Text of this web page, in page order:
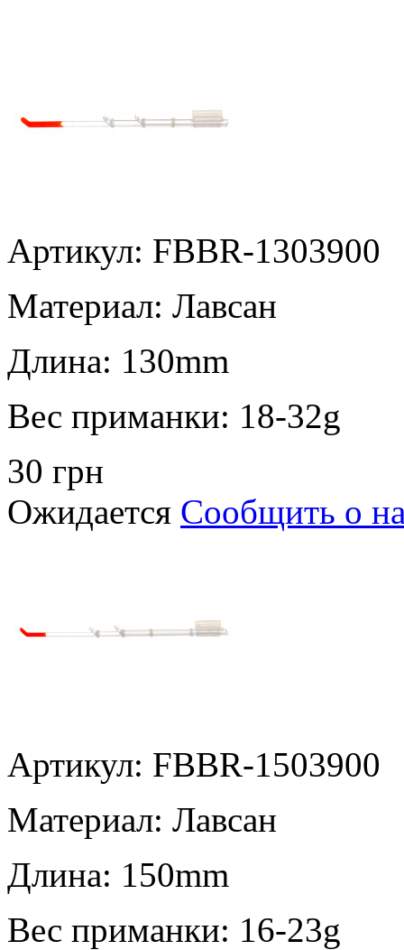
Артикул: FBBR-1303900
Материал: Лавсан
Длина: 130mm
Вес приманки: 18-32g
30 грн
Ожидается Сообщить о
Артикул: FBBR-1503900
Материал: Лавсан
Длина: 150mm
Вес приманки: 16-23g